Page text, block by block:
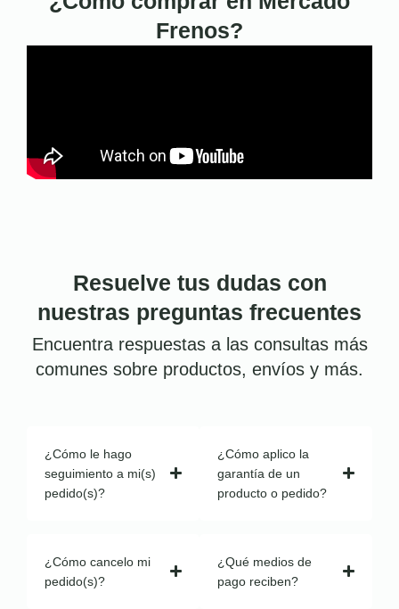
Frenos?
Resuelve tus dudas con
nuestras preguntas frecuentes
Encuentra respuestas a las consultas más
comunes sobre productos, envíos y más.
¿Cómo le hago
seguimiento a mi(s)
pedido(s)?
¿Cómo cancelo mi
pedido(s)?
¿Cómo aplico la
garantía de un
producto o pedido?
¿Qué medios de
pago reciben?